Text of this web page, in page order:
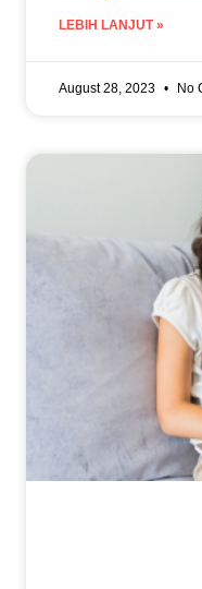
LEBIH LANJUT »
August 28, 2023 No